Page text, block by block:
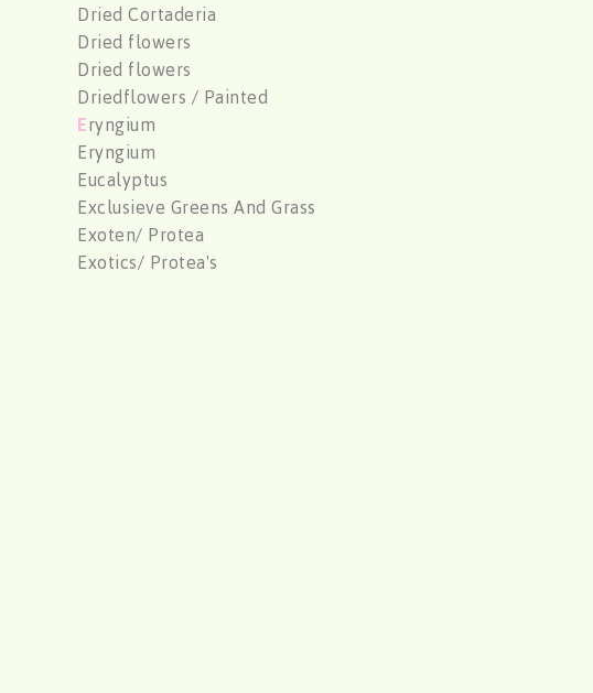
Dried Cortaderia
Dried flowers
Dried flowers
Driedflowers / Painted
Eryngium
Eryngium
Eucalyptus
Exclusieve Greens And Grass
Exoten/ Protea
Exotics/ Protea's